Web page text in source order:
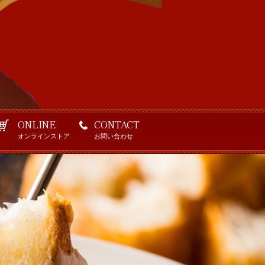
ONLINE
オンラインストア
CONTACT
お問い合わせ